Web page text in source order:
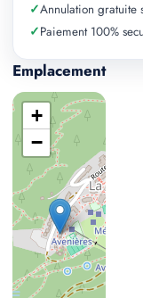
Emplacement
+
−
✓Annulation gratuite
✓Paiement 100%